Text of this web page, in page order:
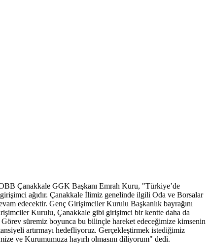
Çanakkale GGK Başkanı Emrah Kuru, "Türkiye’de
ağıdır. Çanakkale İlimiz genelinde ilgili Oda ve Borsalar
edecektir. Genç Girişimciler Kurulu Başkanlık bayrağını
Kurulu, Çanakkale gibi girişimci bir kentte daha da
süremiz boyunca bu bilinçle hareket edeceğimize kimsenin
artırmayı hedefliyoruz. Gerçekleştirmek istediğimiz
ve Kurumumuza hayırlı olmasını diliyorum" dedi.